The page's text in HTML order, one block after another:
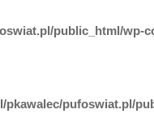
public_html/wp-
pkawalec/pufoswiat.pl/